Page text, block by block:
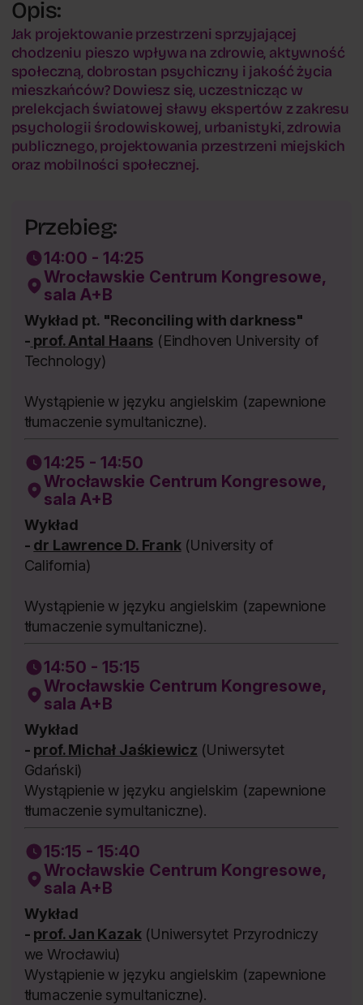
Opis:
Jak projektowanie przestrzeni sprzyjającej
chodzeniu pieszo wpływa na zdrowie, aktywność
społeczną, dobrostan psychiczny i jakość życia
mieszkańców? Dowiesz się, uczestnicząc w
prelekcjach światowej sławy ekspertów z zakresu
psychologii środowiskowej, urbanistyki, zdrowia
publicznego, projektowania przestrzeni miejskich
oraz mobilności społecznej.
Przebieg:
14:00 - 14:25
Wrocławskie Centrum Kongresowe,
sala A+B
Wykład pt. "Reconciling with darkness"
- prof. Antal Haans (Eindhoven University of
Technology)
Wystąpienie w języku angielskim (zapewnione
tłumaczenie symultaniczne).
14:25 - 14:50
Wrocławskie Centrum Kongresowe,
sala A+B
Wykład
- dr Lawrence D. Frank(University of
California)
Wystąpienie w języku angielskim (zapewnione
tłumaczenie symultaniczne).
14:50 - 15:15
Wrocławskie Centrum Kongresowe,
sala A+B
Wykład
- prof. Michał Jaśkiewicz (Uniwersytet
Gdański)
Wystąpienie w języku angielskim (zapewnione
tłumaczenie symultaniczne).
15:15 - 15:40
Wrocławskie Centrum Kongresowe,
sala A+B
Wykład
- prof. Jan Kazak(Uniwersytet Przyrodniczy
we Wrocławiu)
Wystąpienie w języku angielskim (zapewnione
tłumaczenie symultaniczne).